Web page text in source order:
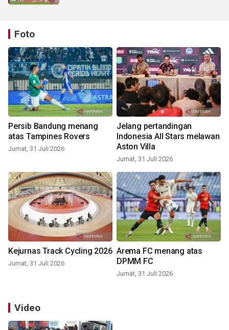
Foto
Persib Bandung menang
atas Tampines Rovers
Jumat, 31 Juli 2026
Jelang pertandingan
Indonesia All Stars melawan
Aston Villa
Jumat, 31 Juli 2026
Kejurnas Track Cycling 2026
Jumat, 31 Juli 2026
Arema FC menang atas
DPMM FC
Jumat, 31 Juli 2026
Video